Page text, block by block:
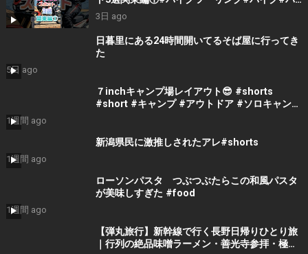
イク初心者#バイクチャンネル#バイクランキン
グ#バイクランキング
#motorcycle#japantravel
3日 ago
日暮里にある24時間開いてるそば屋に行ってき
た
5日 ago
７inchキャンプ場レイアウト😎 #shorts
#short #キャンプ #アウトドア #ソロキャンプ
1週間 ago
新潟県民に激推しされたアレ#shorts
1週間 ago
ローソンパスタ つぶつぶたらこの和風パスタ
が美味しすぎた #food
1週間 ago
【弾丸旅行】新幹線で行く長野日帰りひとり旅
｜行列の絶品味噌ラーメン・善光寺参拝・極上